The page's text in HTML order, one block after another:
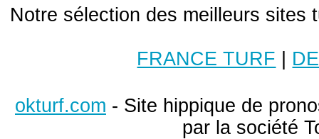
Notre sélection des meilleurs sites
FRANCE TURF
okturf.com - Site hippique de
par la société